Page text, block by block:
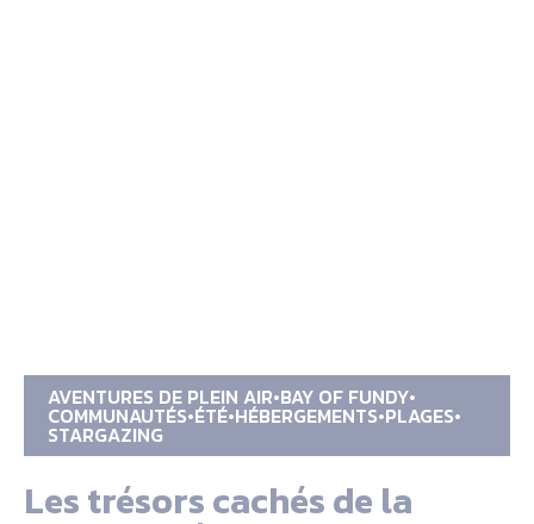
AVENTURES DE PLEIN AIR BAY OF FUNDY
COMMUNAUTÉS ÉTÉ HÉBERGEMENTS PLAGES
STARGAZING
Les trésors cachés de la